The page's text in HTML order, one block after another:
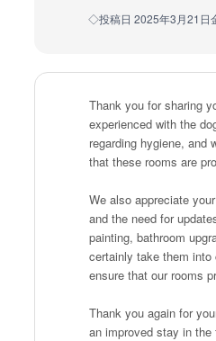
◇投稿日 2025年3月21日
Thank you for sharing
experienced with the
regarding hygiene, and
that these rooms are
We also appreciate
and the need for
painting, bathroom
certainly take them into
ensure that our rooms
Thank you again for
an improved stay in the